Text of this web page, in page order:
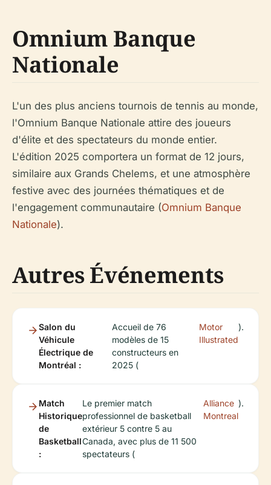
Omnium Banque
Nationale
L'un des plus anciens tournois de tennis au monde,
l'Omnium Banque Nationale attire des joueurs
d'élite et des spectateurs du monde entier.
L'édition 2025 comportera un format de 12 jours,
similaire aux Grands Chelems, et une atmosphère
festive avec des journées thématiques et de
l'engagement communautaire (Omnium Banque
Nationale).
Autres Événements
Salon du
Véhicule
Électrique de
Montréal :
Accueil de 76
modèles de 15
constructeurs en
2025 (
Motor
Illustrated
).
Match
Historique
de
Basketball
:
Le premier match
professionnel de basketball
extérieur 5 contre 5 au
Canada, avec plus de 11 500
spectateurs (
Alliance
Montreal
).